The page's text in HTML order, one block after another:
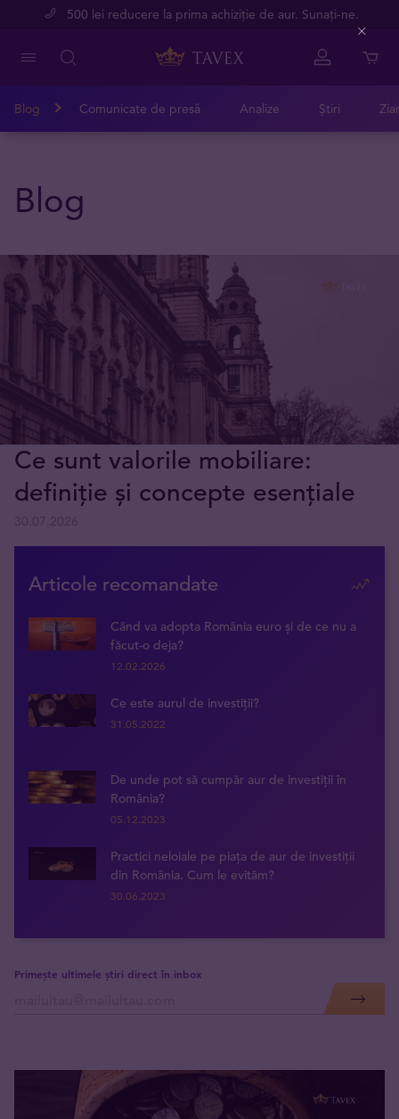
500 lei reducere la prima achiziție de aur. Sunați-ne.
Blog Comunicate de presă Analize Știri
Blog
Ce sunt valorile mobiliare:
definiție și concepte esențiale
Articole recomandate
Când va adopta România euro și de ce nu a
făcut-o deja?
12.02.2026
Ce este aurul de investiții?
31.05.2022
De unde pot să cumpăr aur de investiții în
România?
05.12.2023
Practici neloiale pe piața de aur de investiții
din România. Cum le evităm?
30.06.2023
Primește ultimele știri direct în inbox
Close